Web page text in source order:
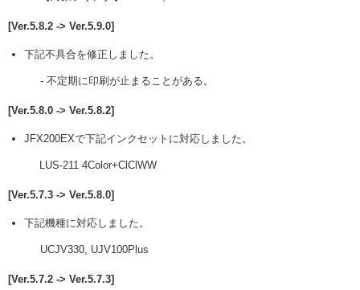
[Ver.5.8.2 -> Ver.5.9.0]
下記不具合を修正しました。
- 不定期に印刷が止まることがある。
[Ver.5.8.0 -> Ver.5.8.2]
JFX200EXで下記インクセットに対応しました。
LUS-211 4Color+ClClWW
[Ver.5.7.3 -> Ver.5.8.0]
下記機種に対応しました。
UCJV330, UJV100Plus
[Ver.5.7.2 -> Ver.5.7.3]